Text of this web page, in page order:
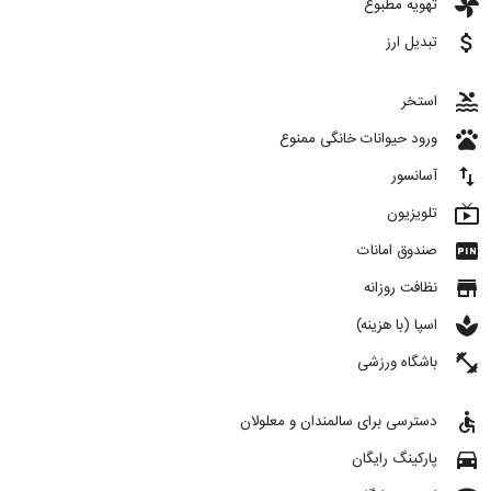
toys تهویه مطبوع
attach_money تبدیل ارز
pool استخر
pets ورود حیوانات خانگی ممنوع
import_export آسانسور
live_tv تلویزیون
fiber_pin صندوق امانات
store نظافت روزانه
spa اسپا (با هزینه)
fitness_center باشگاه ورزشی
accessible دسترسی برای سالمندان و معلولان
directions_car پارکینگ رایگان